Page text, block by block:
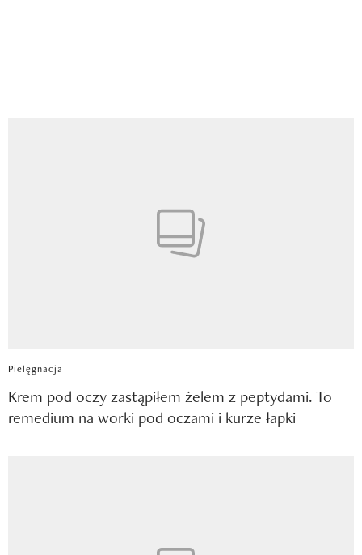
Pielęgnacja
Krem pod oczy zastąpiłem żelem z peptydami. To
remedium na worki pod oczami i kurze łapki